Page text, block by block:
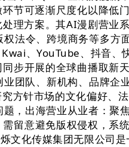
节可逐渐尺度化以降低
理方案。其AI漫剧营
法令、跨境商务等多
、YouTube、抖音
步开展的全球曲播取
团队、新机构、品牌
方针市场的文化偏好
，出海营业从业者：
留意避免版权侵权，
化传媒集团无限公司